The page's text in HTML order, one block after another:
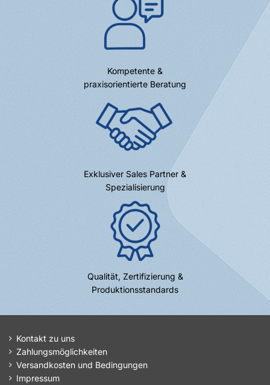
Kompetente &
praxisorientierte Beratung
Exklusiver Sales Partner &
Spezialisierung
Qualität, Zertifizierung &
Produktionsstandards
Kontakt zu uns
Zahlungsmöglichkeiten
Versandkosten und Bedingungen
Impressum